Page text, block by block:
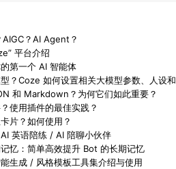
AIGC？AI Agent？
平台介绍
第一个 AI 智能体
？Coze 如何设置相关大模型参数、人设
和 Markdown？为何它们如此重要？
使用插件的最佳实践？
片？如何使用？
英语陪练 / AI 陪聊小伙伴
忆：简单高效提升 Bot 的长期记忆
生成 / 风格模板工具集介绍与使用